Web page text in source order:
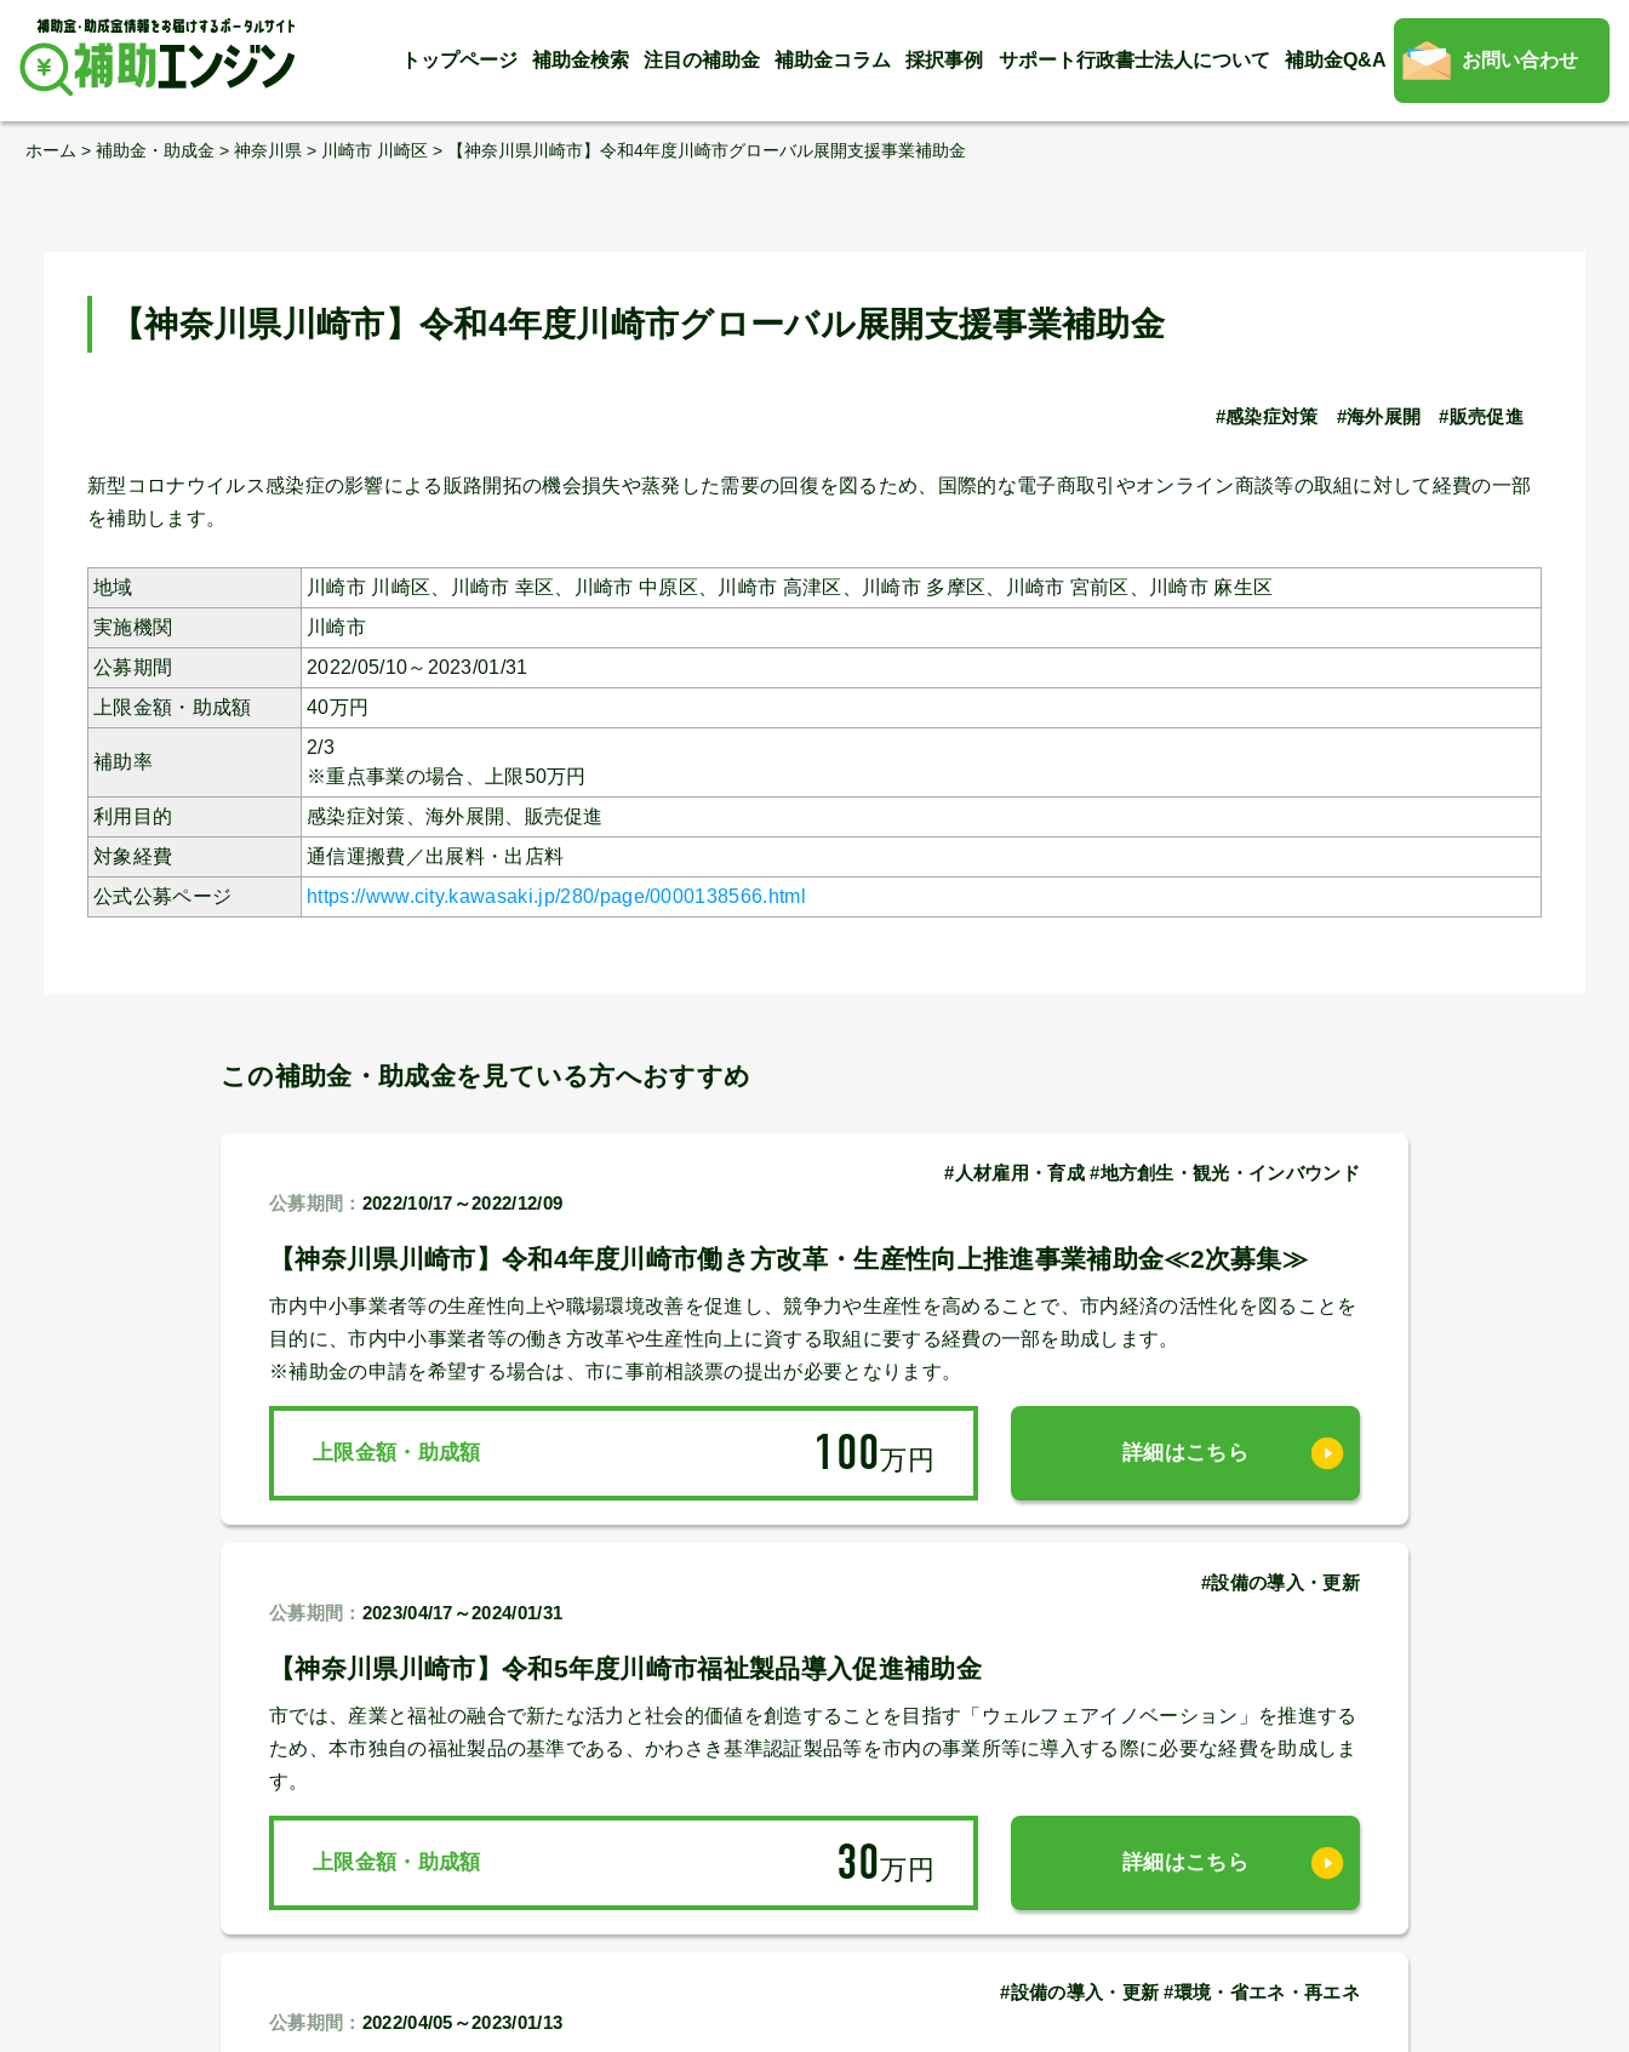
Skip
トップページ 補助金検索 注目の補助金 補助金コラム 採択事例 サポート行政書士法人について 補助金Q&A お問い合わせ
ホーム > 補助金・助成金 > 神奈川県 > 川崎市 川崎区 > 【神奈川県川崎市】令和4年度川崎市グローバル展開支援事業補助金
【神奈川県川崎市】令和4年度川崎市グローバル展開支援事業補助金
#感染症対策 #海外展開 #販売促進
新型コロナウイルス感染症の影響による販路開拓の機会損失や蒸発した需要の回復を図るため、国際的な電子商取引やオンライン商談等の取組に対して経費の一部
を補助します。
地域 川崎市 川崎区、 川崎市 幸区、 川崎市 中原区、 川崎市 高津区、 川崎市 多摩区、 川崎市 宮前区、
川崎市 麻生区
実施機関
川崎市
公募期間
2022/05/10～2023/01/31
上限金額・助成額
40万円
補助率
2/3
※重点事業の場合、上限50万円
利用目的
感染症対策、 海外展開、 販売促進
対象経費
通信運搬費／出展料・出店料
公式公募ページ
https://www.city.kawasaki.jp/280/page/0000138566.html
この補助金・助成金を見ている方へおすすめ
#人材雇用・育成 #地方創生・観光・インバウンド
公募期間： 2022/10/17～2022/12/09
【神奈川県川崎市】令和4年度川崎市働き方改革・生産性向上推進事業補助金≪2次募集≫
市内中小事業者等の生産性向上や職場環境改善を促進し、競争力や生産性を高めることで、市内経済の活性化を図ることを
目的に、市内中小事業者等の働き方改革や生産性向上に資する取組に要する経費の一部を助成します。
※補助金の申請を希望する場合は、市に事前相談票の提出が必要となります。
上限金額・助成額 100万円 詳細はこちら
#設備の導入・更新
公募期間： 2023/04/17～2024/01/31
【神奈川県川崎市】令和5年度川崎市福祉製品導入促進補助金
市では、産業と福祉の融合で新たな活力と社会的価値を創造することを目指す「ウェルフェアイノベーション」を推進する
ため、本市独自の福祉製品の基準である、かわさき基準認証製品等を市内の事業所等に導入する際に必要な経費を助成しま
す。
上限金額・助成額 30万円 詳細はこちら
#設備の導入・更新 #環境・省エネ・再エネ
公募期間： 2022/04/05～2023/01/13